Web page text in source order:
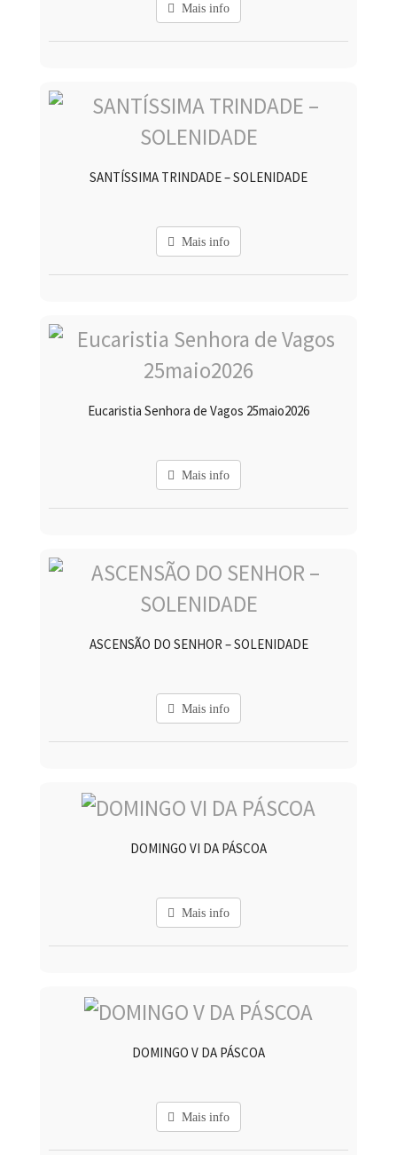
Mais info
SANTÍSSIMA TRINDADE – SOLENIDADE
Mais info
Eucaristia Senhora de Vagos 25maio2026
Mais info
ASCENSÃO DO SENHOR – SOLENIDADE
Mais info
DOMINGO VI DA PÁSCOA
Mais info
DOMINGO V DA PÁSCOA
Mais info